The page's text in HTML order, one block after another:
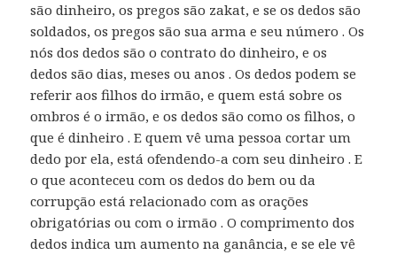
são dinheiro, os pregos são zakat, e se os dedos são
soldados, os pregos são sua arma e seu número . Os
nós dos dedos são o contrato do dinheiro, e os
dedos são dias, meses ou anos . Os dedos podem se
referir aos filhos do irmão, e quem está sobre os
ombros é o irmão, e os dedos são como os filhos, o
que é dinheiro . E quem vê uma pessoa cortar um
dedo por ela, está ofendendo-a com seu dinheiro . E
o que aconteceu com os dedos do bem ou da
corrupção está relacionado com as orações
obrigatórias ou com o irmão . O comprimento dos
dedos indica um aumento na ganância, e se ele vê